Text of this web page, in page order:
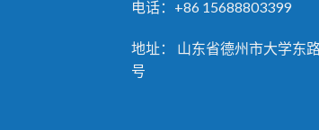
电话：+86 15688803399
地址： 山东省德州市大学东
号